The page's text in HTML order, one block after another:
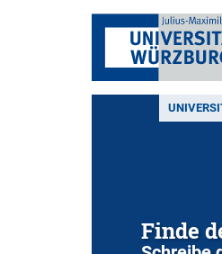
Finde